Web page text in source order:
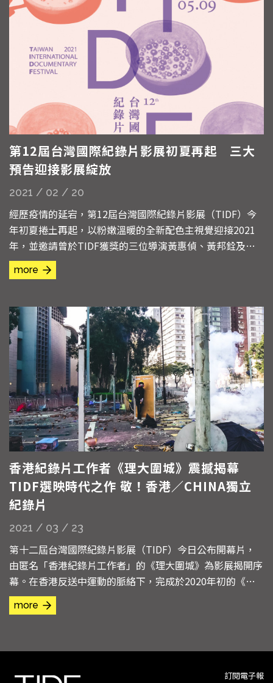
第12屆台灣國際紀錄片影展初夏再起 三大
預告迎接影展綻放
2021 / 02 / 20
經歷疫情的延宕，第12屆台灣國際紀錄片影展（TIDF）今
年初夏捲土再起，以粉嫩溫暖的全新配色主視覺迎接2021
年，並邀請曾於TIDF獲獎的三位導演黃惠偵、黃邦銓及廖
克發量身打造影展預告，呈現出更加豐富完整的節目內容，
影展也將於2021年4月30至5月9日在台北新光影城、光點華
more
香港紀錄片工作者《理大圍城》震撼揭幕
TIDF選映時代之作 敬！香港／CHINA獨立
紀錄片
2021 / 03 / 23
第十二屆台灣國際紀錄片影展（TIDF）今日公布開幕片，
由匿名「香港紀錄片工作者」的《理大圍城》為影展揭開序
幕。在香港反送中運動的脈絡下，完成於2020年初的《理
大圍城》，記錄2019年11月警察連日包圍香港理工大學，
示威者受困其中的大規模衝突，慘烈情形宛如戰場，身處前
more
訂閱電子報